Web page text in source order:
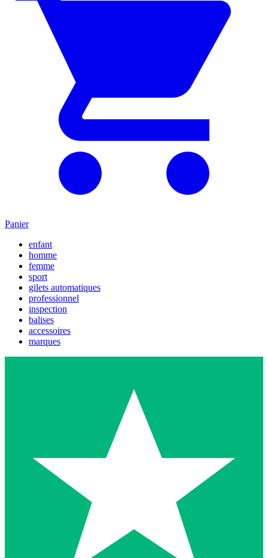
Panier
enfant
homme
femme
sport
gilets automatiques
professionnel
inspection
balises
accessoires
marques